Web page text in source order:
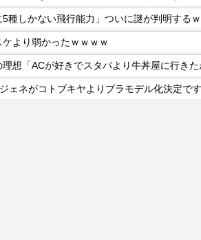
種しかない飛行能力」ついに謎が判明する
ケより弱かったｗｗｗｗ
ェネがコトブキヤよりプラモデル化決定で